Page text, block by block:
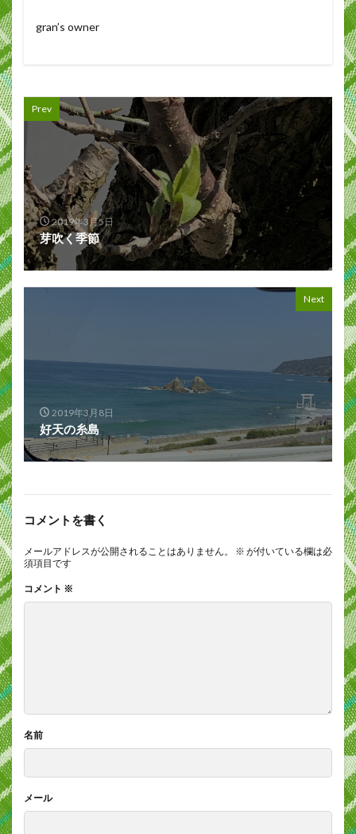
gran’s owner
Prev
2019年3月5日
芽吹く季節
Next
2019年3月8日
好天の糸島
コメントを書く
メールアドレスが公開されることはありません。 ※ が付いている欄は必
須項目です
コメント ※
名前
メール